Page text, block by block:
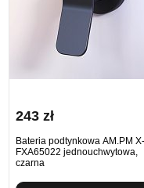
243 zł
Bateria podtynkowa AM.PM
FXA65022 jednouchwytowa,
czarna